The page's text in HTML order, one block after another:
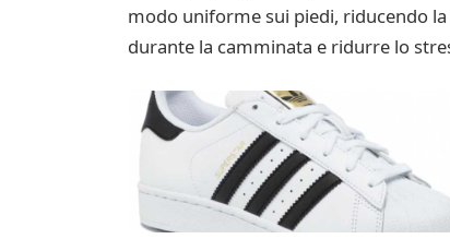
modo uniforme sui piedi, riducendo
durante la camminata e ridurre lo